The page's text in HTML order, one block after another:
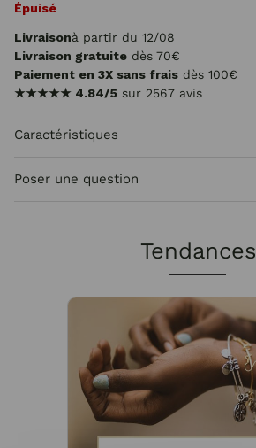
Épuisé
Livraisonà partir du 12/08
Livraison gratuite dès 70€
Paiement en 3X sans frais dès 100€
★★★★★ 4.84/5 sur 2567 avis
Caractéristiques
Poser une question
Tendances